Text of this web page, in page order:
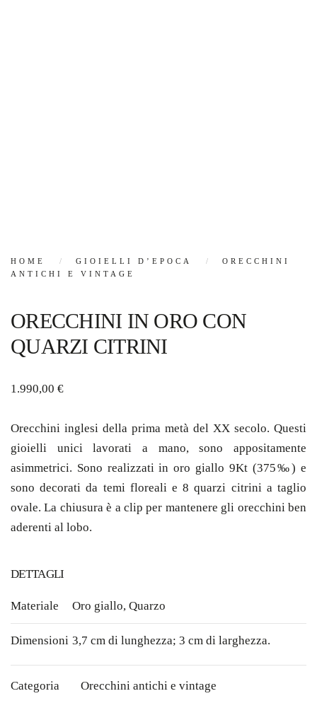
HOME GIOIELLI D’EPOCA
ORECCHINI
ANTICHI E VINTAGE
ORECCHINI IN ORO CON
QUARZI CITRINI
1.990,00 €
Orecchini inglesi della prima metà del XX secolo. Questi
gioielli unici lavorati a mano, sono appositamente
asimmetrici. Sono realizzati in oro giallo 9Kt (375‰) e
sono decorati da temi floreali e 8 quarzi citrini a taglio
ovale. La chiusura è a clip per mantenere gli orecchini ben
aderenti al lobo.
DETTAGLI
Materiale Oro giallo, Quarzo
Dimensioni 3,7 cm di lunghezza; 3 cm di larghezza.
Categoria Orecchini antichi e vintage